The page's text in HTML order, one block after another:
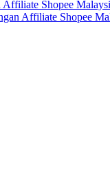
Affiliate Shopee
Affiliate Shopee